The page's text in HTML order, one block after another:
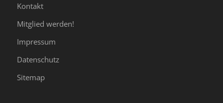
Kontakt
Mitglied werden!
Impressum
Datenschutz
Sitemap